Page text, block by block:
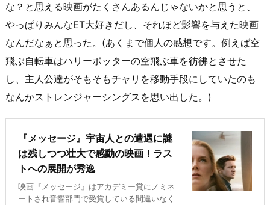
な？と思える映画がたくさんあるんじゃないかと思うと、
やっぱりみんなET大好きだし、それほど影響を与えた映画
なんだなぁと思った。(あくまで個人の感想です。例えば空
飛ぶ自転車はハリーポッターの空飛ぶ車を彷彿とさせた
し、主人公達がそもそもチャリを移動手段にしていたのも
なんかストレンジャーシングスを思い出した。)
『メッセージ』宇宙人との遭遇に謎
は残しつつ壮大で感動の映画！ラス
トへの展開が秀逸
映画『メッセージ』はアカデミー賞にノミネ
ートされ音響部門で受賞している間違いなく